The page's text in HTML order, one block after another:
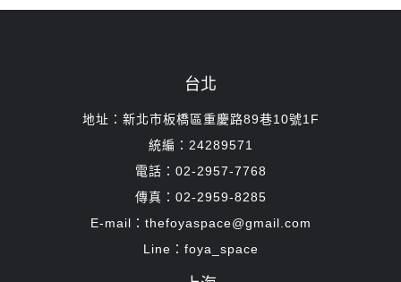
台北
地址：新北市板橋區重慶路89巷10號1F
統編：24289571
電話：02-2957-7768
傳真：02-2959-8285
E-mail：thefoyaspace@gmail.com
Line：foya_space